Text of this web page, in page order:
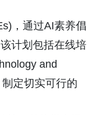
，通过AI素养倡
计划包括在线培
and
定切实可行的